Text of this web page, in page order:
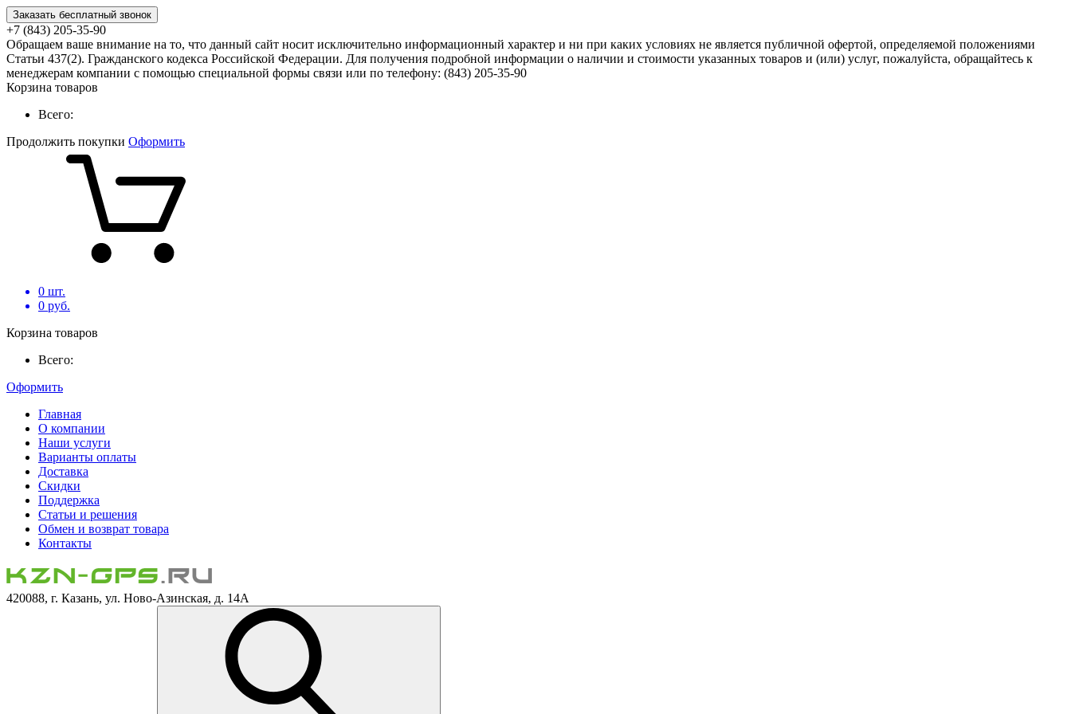
Заказать бесплатный звонок
+7 (843) 205-35-90
Обращаем ваше внимание на то, что данный сайт носит исключительно информационный характер и ни при каких условиях не является публичной офертой, определяемой положениями
Статьи 437(2). Гражданского кодекса Российской Федерации. Для получения подробной информации о наличии и стоимости указанных товаров и (или) услуг, пожалуйста, обращайтесь к
менеджерам компании с помощью специальной формы связи или по телефону: (843) 205-35-90
Корзина товаров
Всего:
Продолжить покупки Оформить
0 шт.
0 руб.
Корзина товаров
Всего:
Оформить
Главная
О компании
Наши услуги
Варианты оплаты
Доставка
Скидки
Поддержка
Статьи и решения
Обмен и возврат товара
Контакты
420088, г. Казань, ул. Ново-Азинская, д. 14А